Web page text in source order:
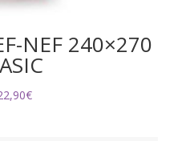
NEF 240×270
€